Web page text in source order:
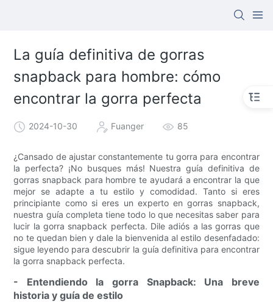
La guía definitiva de gorras
snapback para hombre: cómo
encontrar la gorra perfecta
2024-10-30 Fuanger 85
¿Cansado de ajustar constantemente tu gorra para encontrar
la perfecta? ¡No busques más! Nuestra guía definitiva de
gorras snapback para hombre te ayudará a encontrar la que
mejor se adapte a tu estilo y comodidad. Tanto si eres
principiante como si eres un experto en gorras snapback,
nuestra guía completa tiene todo lo que necesitas saber para
lucir la gorra snapback perfecta. Dile adiós a las gorras que
no te quedan bien y dale la bienvenida al estilo desenfadado:
sigue leyendo para descubrir la guía definitiva para encontrar
la gorra snapback perfecta.
- Entendiendo la gorra Snapback: Una breve
historia y guía de estilo